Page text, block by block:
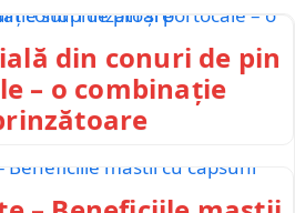
din conuri de pin
– o combinație